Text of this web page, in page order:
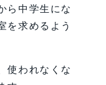
ら中学生にな
を求めるよう
使われなくな